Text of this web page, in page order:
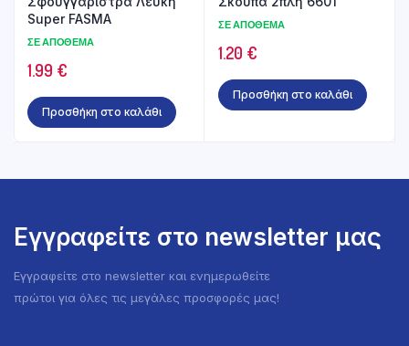
Super FASMA
ΣΕ ΑΠΌΘΕΜΑ
1.99 €
Προσθήκη στο καλάθι
ΣΕ ΑΠΌΘΕΜΑ
1.20 €
Προσθήκη στο καλάθι
Εγγραφείτε στο newsletter μας
Εγγραφείτε στο newsletter και ενημερωθείτε
πρώτοι για όλες τις μεγάλες προσφορές μας!